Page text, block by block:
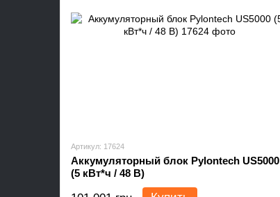
Артикул: 17624
Аккумуляторный блок Pylontech US5000
(5 кВт*ч / 48 В)